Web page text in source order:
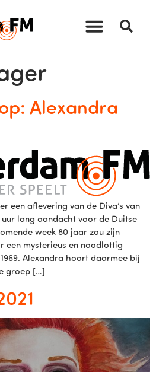
Alexandra
een aflevering van de Diva’s van
lang aandacht voor de Duitse
week 80 jaar zou zijn
een mysterieus en noodlottig
Alexandra hoort daarmee bij
groep […]